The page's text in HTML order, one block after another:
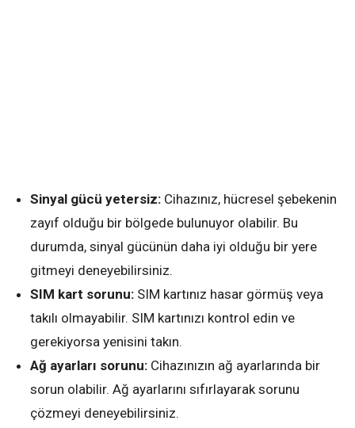
Sinyal gücü yetersiz: Cihazınız, hücresel şebekenin
zayıf olduğu bir bölgede bulunuyor olabilir. Bu
durumda, sinyal gücünün daha iyi olduğu bir yere
gitmeyi deneyebilirsiniz.
SIM kart sorunu: SIM kartınız hasar görmüş veya
takılı olmayabilir. SIM kartınızı kontrol edin ve
gerekiyorsa yenisini takın.
Ağ ayarları sorunu: Cihazınızın ağ ayarlarında bir
sorun olabilir. Ağ ayarlarını sıfırlayarak sorunu
çözmeyi deneyebilirsiniz.